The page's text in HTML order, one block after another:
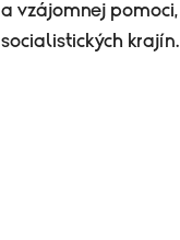
a vzájomnej
socialistických krajín.